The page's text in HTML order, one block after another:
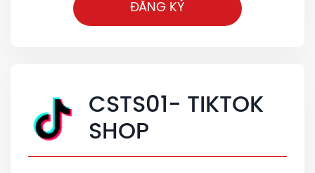
ĐĂNG KÝ
CSTS01- TIKTOK
SHOP